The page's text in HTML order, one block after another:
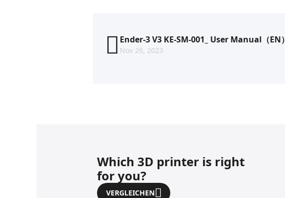
Ender-3 V3 KE-SM-001_ User Manual（EN）
Nov 26, 2023
Which 3D printer is right
for you?
VERGLEICHEN